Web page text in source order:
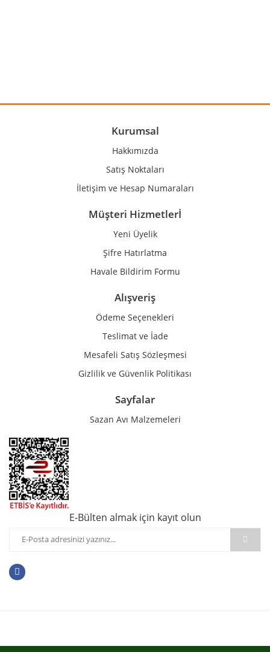
Ürün açıklamasında eksik bilgiler bulunuyor.
Ürün bilgilerinde hatalar bulunuyor.
Gönder
Kurumsal
Hakkımızda
Satış Noktaları
İletişim ve Hesap Numaraları
Müşteri Hizmetlerİ
Yeni Üyelik
Şifre Hatırlatma
Havale Bildirim Formu
Alışveriş
Ödeme Seçenekleri
Teslimat ve İade
Mesafeli Satış Sözleşmesi
Gizlilik ve Güvenlik Politikası
Sayfalar
Sazan Avı Malzemeleri
E-Bülten almak için kayıt olun